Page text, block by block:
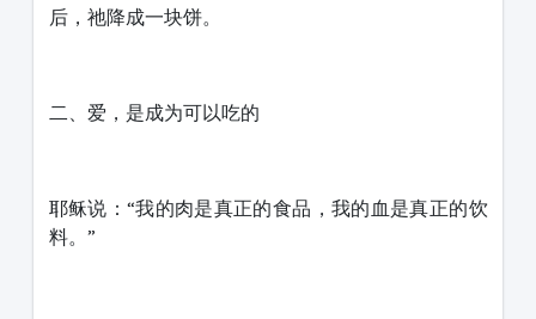
后，祂降成一块饼。
二、爱，是成为可以吃的
耶稣说：“我的肉是真正的食品，我的血是真正的饮
料。”